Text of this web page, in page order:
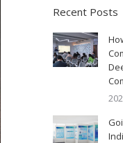
Recent Posts